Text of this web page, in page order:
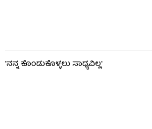
'ನನ್ನ ಕೊಂಡುಕೊಳ್ಳಲು ಸಾಧ್ಯವಿಲ್ಲ'